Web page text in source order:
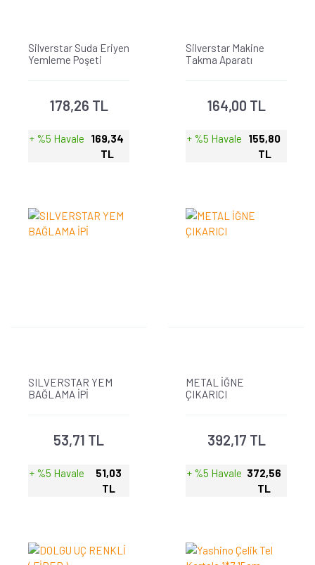
Silverstar Suda Eriyen
Yemleme Poşeti
178,26 TL
+ %5 Havale
169,34
TL
Silverstar Makine
Takma Aparatı
164,00 TL
+ %5 Havale
155,80
TL
SILVERSTAR YEM
BAĞLAMA İPİ
53,71 TL
+ %5 Havale
51,03
TL
METAL İĞNE
ÇIKARICI
392,17 TL
+ %5 Havale 372,56
TL